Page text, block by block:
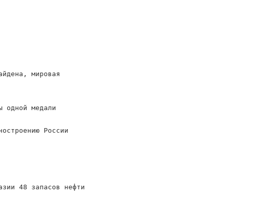
мировая
одной медали
России
48 запасов нефти